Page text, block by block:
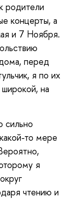
родители
концерты, а
и 7 Ноября.
перед
я по их
на
сильно
то мере
я
чтению и